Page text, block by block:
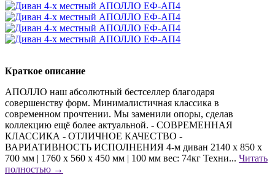
Краткое описание
АПОЛЛО наш абсолютный бестселлер благодаря
совершенству форм. Минималистичная классика в
современном прочтении. Мы заменили опоры, сделав
коллекцию ещё более актуальной. - СОВРЕМЕННАЯ
КЛАССИКА - ОТЛИЧНОЕ КАЧЕСТВО -
ВАРИАТИВНОСТЬ ИСПОЛНЕНИЯ 4-м диван 2140 х 850 х
700 мм | 1760 х 560 х 450 мм | 100 мм вес: 74кг Техни... Читать
полностью →